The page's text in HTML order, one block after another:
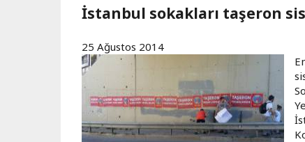
İstanbul sokakları taşeron
25 Ağustos 2014